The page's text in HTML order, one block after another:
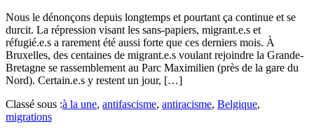
Nous le dénonçons depuis longtemps et pourtant ça continue et se
durcit. La répression visant les sans-papiers, migrant.e.s et
réfugié.e.s a rarement été aussi forte que ces derniers mois. À
Bruxelles, des centaines de migrant.e.s voulant rejoindre la Grande-
Bretagne se rassemblement au Parc Maximilien (près de la gare du
Nord). Certain.e.s y restent un jour, […]
Classé sous :à la une, antifascisme, antiracisme, Belgique,
migrations